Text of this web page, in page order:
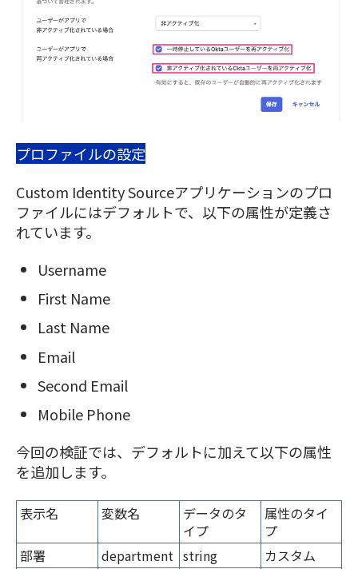
プロファイルの設定
Custom Identity Sourceアプリケーションのプロ
ファイルにはデフォルトで、以下の属性が定義さ
れています。
Username
First Name
Last Name
Email
Second Email
Mobile Phone
今回の検証では、デフォルトに加えて以下の属性
を追加します。
表示名 変数名
データのタ
イプ
属性のタイ
プ
部署
department string
カスタム